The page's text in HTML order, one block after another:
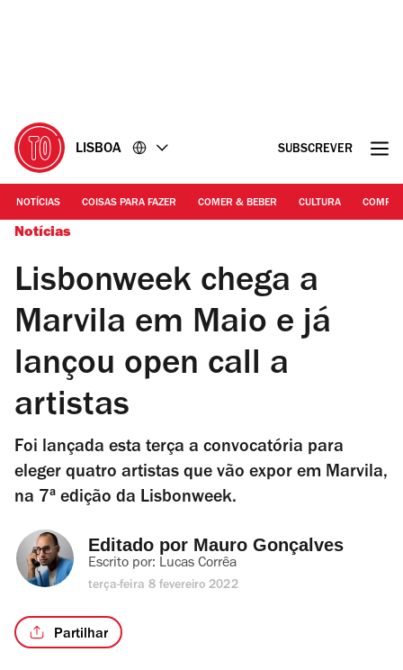
LISBOA SUBSCREVER
NOTÍCIAS COISAS PARA FAZER COMER & BEBER CULTURA
Notícias
Lisbonweek chega a
Marvila em Maio e já
lançou open call a
artistas
Foi lançada esta terça a convocatória para
eleger quatro artistas que vão expor em Marvila,
na 7ª edição da Lisbonweek.
Editado por Mauro Gonçalves
Escrito por: Lucas Corrêa
terça-feira 8 fevereiro 2022
Partilhar